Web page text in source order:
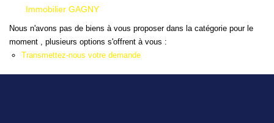
Immobilier GAGNY
Nous n'avons pas de biens à vous proposer dans la catégorie pour le
moment , plusieurs options s'offrent à vous :
Transmettez-nous votre demande